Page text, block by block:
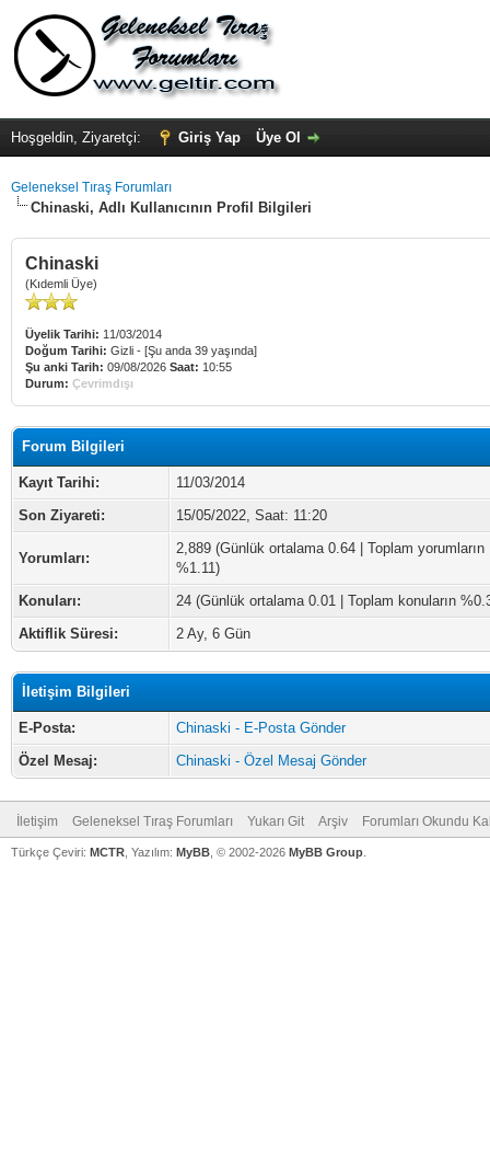
Hoşgeldin, Ziyaretçi: Giriş Yap Üye Ol
Geleneksel Tıraş Forumları
Chinaski, Adlı Kullanıcının Profil Bilgileri
Chinaski
(Kıdemli Üye)
Üyelik Tarihi: 11/03/2014
Doğum Tarihi: Gizli - [Şu anda 39 yaşında]
Şu anki Tarih: 09/08/2026 Saat: 10:55
Durum: Çevrimdışı
Forum Bilgileri
Kayıt Tarihi:
11/03/2014
Son Ziyareti:
15/05/2022, Saat: 11:20
Yorumları:
2,889 (Günlük ortalama 0.64 | Toplam yorumların
%1.11)
Konuları:
24 (Günlük ortalama 0.01 | Toplam konuların
Aktiflik Süresi:
2 Ay, 6 Gün
İletişim Bilgileri
E-Posta:
Chinaski - E-Posta Gönder
Özel Mesaj:
Chinaski - Özel Mesaj Gönder
İletişim Geleneksel Tıraş Forumları Yukarı Git Arşiv Forumları Okundu
Türkçe Çeviri: MCTR , Yazılım: MyBB , © 2002-2026 MyBB Group